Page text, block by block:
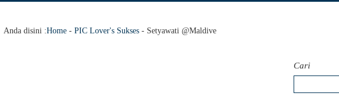
Anda disini :Home- PIC Lover's Sukses- Setyawati @Maldive
Cari